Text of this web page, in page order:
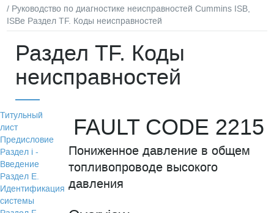
/ Руководство по диагностике неисправностей Cummins ISB,
ISBe Раздел TF. Коды неисправностей
Раздел TF. Коды
неисправностей
Титульный
лист
Предисловие
Раздел i -
Введение
Раздел Е.
Идентификация
системы
FAULT CODE 2215
Пониженное давление в общем
топливопроводе высокого
давления